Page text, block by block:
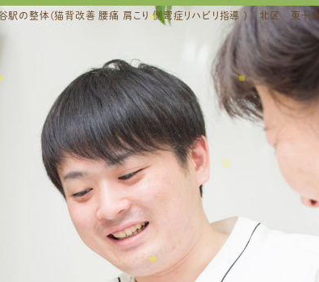
駅の整体(猫背改善 腰痛 肩こり 側弯症リハビリ指導 ) | 北区 東十